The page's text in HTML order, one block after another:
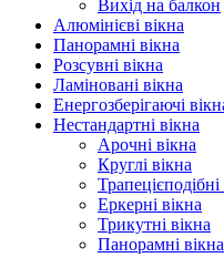
Вихід на балкон
Алюмінієві вікна
Панорамні вікна
Розсувні вікна
Ламіновані вікна
Енергозберігаючі
Нестандартні вікна
Арочні вікна
Круглі вікна
Трапецієподібні
Еркерні вікна
Трикутні вікна
Панорамні вікна